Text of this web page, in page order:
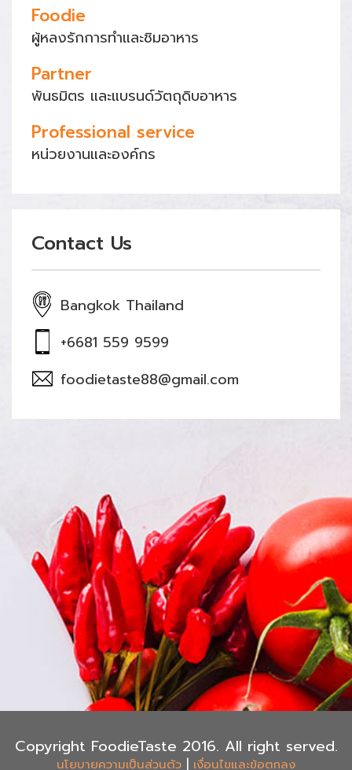
Foodie
ผู้หลงรักการทำและชิมอาหาร
Partner
พันธมิตร และแบรนด์วัตถุดิบอาหาร
Professional service
หน่วยงานและองค์กร
Contact Us
Bangkok Thailand
+6681 559 9599
foodietaste88@gmail.com
Copyright FoodieTaste 2016. All right served.
นโยบายความเป็นส่วนตัว | เงื่อนไขและข้อตกลง